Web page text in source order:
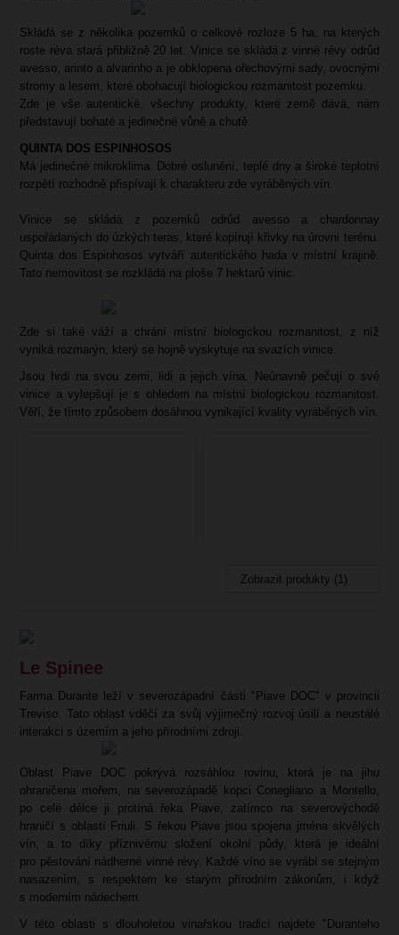
Skládá se z několika pozemků o celkové rozloze 5 ha, na kterých
roste réva stará přibližně 20 let. Vinice se skládá z vinné révy odrůd
avesso, arinto a alvarinho a je obklopena ořechovými sady, ovocnými
stromy a lesem, které obohacují biologickou rozmanitost pozemku.
Zde je vše autentické, všechny produkty, které země dává, nám
představují bohaté a jedinečné vůně a chutě.
QUINTA DOS ESPINHOSOS
Má jedinečné mikroklima. Dobré oslunění, teplé dny a široké teplotní
rozpětí rozhodně přispívají k charakteru zde vyráběných vín.
Vinice se skládá z pozemků odrůd avesso a chardonnay
uspořádaných do úzkých teras, které kopírují křivky na úrovni terénu.
Quinta dos Espinhosos vytváří autentického hada v místní krajině.
Tato nemovitost se rozkládá na ploše 7 hektarů vinic.
Zde si také váží a chrání místní biologickou rozmanitost, z níž
vyniká rozmarýn, který se hojně vyskytuje na svazích vinice.
Jsou hrdí na svou zemi, lidi a jejich vína. Neúnavně pečují o své
vinice a vylepšují je s ohledem na místní biologickou rozmanitost.
Věří, že tímto způsobem dosáhnou vynikající kvality vyráběných vín.
Zobrazit produkty (1)
Le Spinee
Farma Durante leží v severozápadní části "Piave DOC" v provincii
Treviso. Tato oblast vděčí za svůj výjimečný rozvoj úsilí a neustálé
interakci s územím a jeho přírodními zdroji.
Oblast Piave DOC pokrývá rozsáhlou rovinu, která je na jihu
ohraničena mořem, na severozápadě kopci Conegliano a Montello,
po celé délce ji protíná řeka Piave, zatímco na severovýchodě
hraničí s oblastí Friuli. S řekou Piave jsou spojena jména skvělých
vín, a to díky příznivému složení okolní půdy, která je ideální
pro pěstování nádherné vinné révy. Každé víno se vyrábí se stejným
nasazením, s respektem ke starým přírodním zákonům, i když
s moderním nádechem.
V této oblasti s dlouholetou vinařskou tradicí najdete "Duranteho